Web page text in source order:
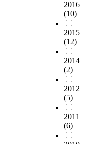
2016
(10)
2015
(12)
2014
(2)
2012
(5)
2011
(6)